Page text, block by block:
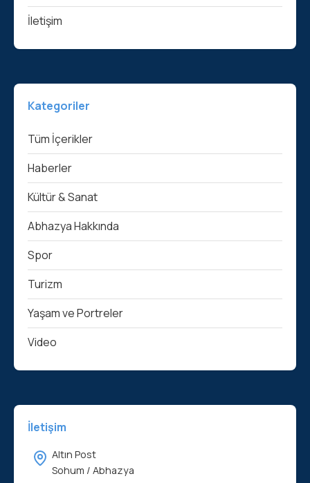
İletişim
Kategoriler
Tüm İçerikler
Haberler
Kültür & Sanat
Abhazya Hakkında
Spor
Turizm
Yaşam ve Portreler
Video
İletişim
Altın Post
Sohum / Abhazya